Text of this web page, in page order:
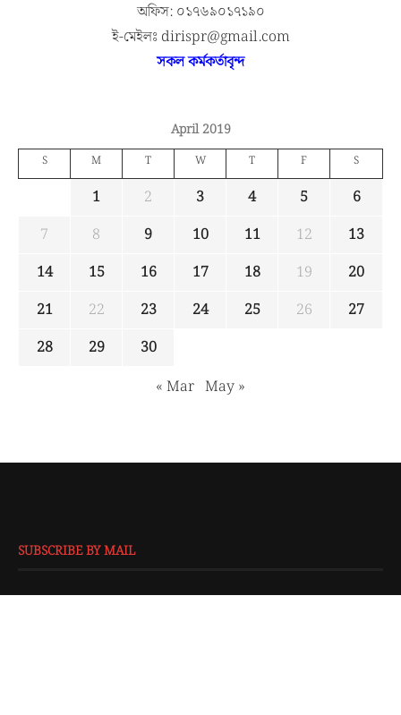
অফিস: ০১৭৬৯০১৭১৯০
ই-মেইলঃ dirispr@gmail.com
সকল কর্মকর্তাবৃন্দ
April 2019
S M T W T F S
1 2 3 4 5
6
7
8 9 10 11 12
13
14
15 16 17 18 19
20
21
22 23 24 25 26
27
28
29
30
« Mar May »
SUBSCRIBE BY MAIL